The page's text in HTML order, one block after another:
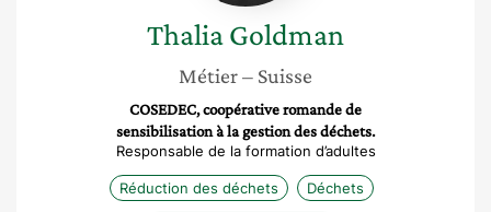
ThaliaGoldman
Métier– Suisse
COSEDEC, coopérative romande de
sensibilisation à la gestion des déchets.
Responsable de la formation d’adultes
Réduction des déchets Déchets